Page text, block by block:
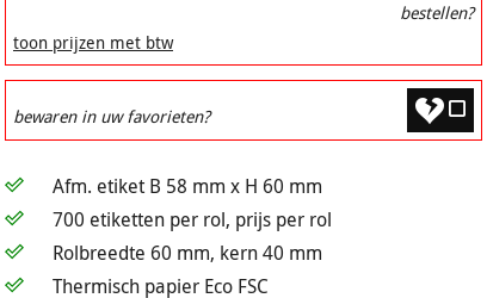
bestellen?
toon prijzen met btw
bewaren in uw favorieten?
Afm. etiket B 58 mm x H 60 mm
700 etiketten per rol, prijs per rol
Rolbreedte 60 mm, kern 40 mm
Thermisch papier Eco FSC